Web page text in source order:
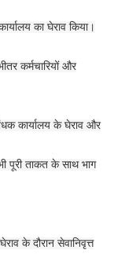
का घेराव किया।
कर्मचारियों और
कार्यालय के घेराव और
पूरी ताकत के साथ भाग
के दौरान सेवानिवृत्त